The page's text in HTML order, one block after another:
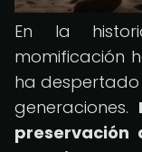
En la
momificación
ha
generaciones.
preservación